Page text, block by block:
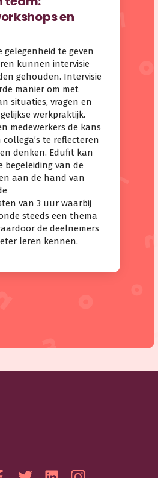
en
gelegenheid te geven
kunnen intervisie
gehouden. Intervisie
manier om met
situaties, vragen en
werkpraktijk.
medewerkers de kans
te reflecteren
denken. Edufit kan
begeleiding van de
aan de hand van
van 3 uur waarbij
steeds een thema
de deelnemers
leren kennen.